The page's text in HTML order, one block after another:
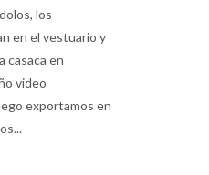
los
en el vestuario y
casaca en
video
exportamos en